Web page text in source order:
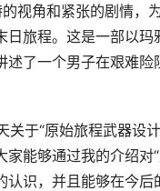
视角和紧张的剧情，
日旅程。这是一部以玛
述了一个男子在艰难险
关于“原始旅程武器设
家能够通过我的介绍对
认识，并且能够在今